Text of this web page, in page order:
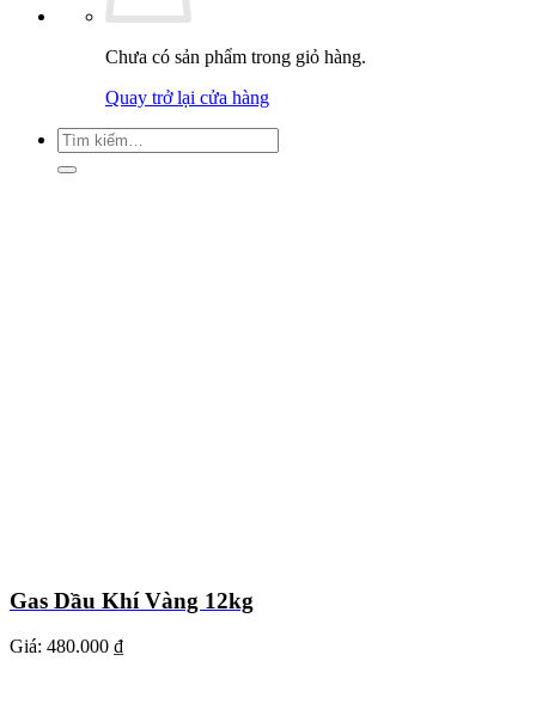
Chưa có sản phẩm trong giỏ hàng.
Quay trở lại cửa hàng
Tìm
kiếm:
Gas Dầu Khí Vàng 12kg
Giá: 480.000 ₫